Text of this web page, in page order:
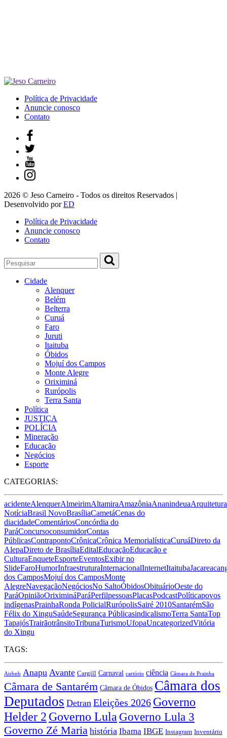
Política de Privacidade
Anuncie conosco
Contato
2026 © Jeso Carneiro - Todos os direitos Reservados |
Desenvolvido porED
Política de Privacidade
Anuncie conosco
Contato
Cidade
Alenquer
Belém
Belterra
Curuá
Faro
Juruti
Itaituba
Óbidos
Mojuí dos Campos
Monte Alegre
Oriximiná
Rurópolis
Terra Santa
Política
JUSTIÇA
POLÍCIA
Mineração
Educação
Negócios
Esporte
CATEGORIAS:
acidenteAlenquerAlmeirimAltamiraAmazôniaAnanindeuaArquitetura
NotíciaBrasil NovoBrasíliaCametáCenas do
diacidadeComentáriosConcórdia do
ParáConcursoconsumidorContas
PúblicasContrapontoCrônicaCrônica MemorialísticaCuruáDireto da
AlepaDireto de BrasíliaEditalEducaçãoEducação e
CulturaEnqueteEsporteEventosExibir no
SlideFaroHumorInfraestruturaInternacionalInternetItaituba
dos CamposMojuí dos CamposMonte
AlegreNavegaçãoNegóciosNo SaltoÓbidosObituárioOeste do
ParáOpiniãoOriximináParáPerfilpessoasPlacasPodcastPolíticapovos
indígenasPrainhaRonda PolicialRurópolisSairé 2010SantarémSão
Félix do XinguSaúdeSegurança PúblicasindicalismoTerra SantaTop
TapajósTrairãotrânsitoTribunaTurismoUfopaUncategorizedVitória
do Xingu
TAGS:
Airbnb Anapu Avante Cargill Carnaval cartório ciência Câmara de Prainha
Câmara de Santarém Câmara de Óbidos Câmara dos
Deputados Detran Eleições 2026 Governo
Helder 2 Governo Lula Governo Lula 3
Governo Zé Maria história Ibama IBGE Instagram Inventário